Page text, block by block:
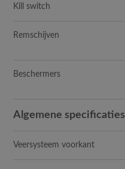
Kill switch
Remschijven
Beschermers
Algemene specificaties
Veersysteem voorkant